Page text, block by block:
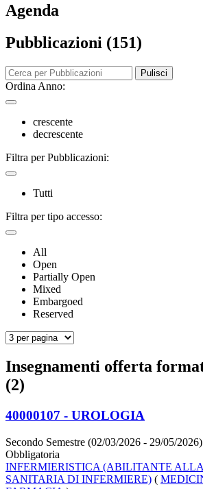
Agenda
Pubblicazioni (151)
Pulisci
Ordina Anno:
crescente
decrescente
Filtra per Pubblicazioni:
Tutti
Filtra per tipo accesso:
All
Open
Partially Open
Mixed
Embargoed
Reserved
Insegnamenti offerta
(2)
40000107 - UROLOGIA
Secondo Semestre (02/03/2026 - 29/05/2026)
Obbligatoria
INFERMIERISTICA (ABILITANTE ALLA
SANITARIA DI INFERMIERE) (